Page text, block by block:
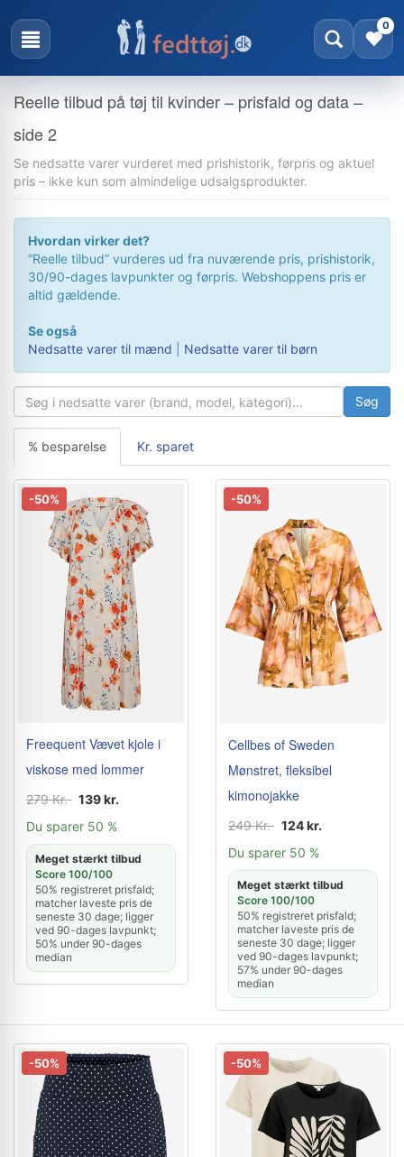
0
Reelle tilbud på tøj til kvinder – prisfald og data –
side 2
Se nedsatte varer vurderet med prishistorik, førpris og aktuel
pris – ikke kun som almindelige udsalgsprodukter.
Hvordan virker det?
“Reelle tilbud” vurderes ud fra nuværende pris, prishistorik,
30/90-dages lavpunkter og førpris. Webshoppens pris er
altid gældende.
Se også
Nedsatte varer til mænd
Nedsatte varer til børn
Søg
% besparelse Kr. sparet
-50%
Freequent Vævet kjole i
viskose med lommer
279 Kr. 139 kr.
Du sparer 50 %
Meget stærkt tilbud
Score 100/100
50% registreret prisfald;
matcher laveste pris de
seneste 30 dage; ligger
ved 90-dages lavpunkt;
50% under 90-dages
median
-50%
Cellbes of Sweden
Mønstret, fleksibel
kimonojakke
249 Kr. 124 kr.
Du sparer 50 %
Meget stærkt tilbud
Score 100/100
50% registreret prisfald;
matcher laveste pris de
seneste 30 dage; ligger
ved 90-dages lavpunkt;
57% under 90-dages
median
-50% -50%